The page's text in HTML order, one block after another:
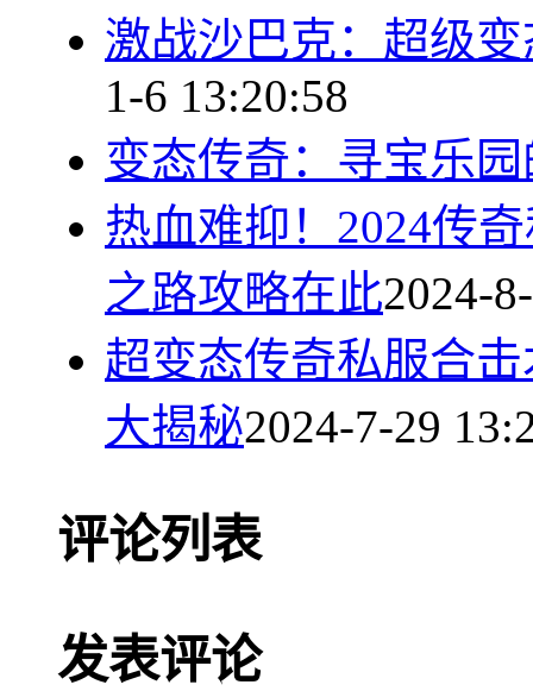
激战沙巴克：超级
1-6 13:20:58
变态传奇：寻宝乐
热血难抑！2024传
之路攻略在此2024-
超变态传奇私服合
大揭秘2024-7-29
评论列表
发表评论